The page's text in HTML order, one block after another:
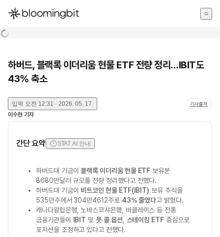
한국어
하버드, 블랙록 이더리움 현물 ETF 전량 정리…IBIT도
43% 축소
입력 오전 12:31 · 2026. 05. 17. 기사출처
이수현 기자
간단 요약 STAT AI 안내
하버드대 기금이블랙록 이더리움 현물 ETF 보유분
8680만달러 규모를 전량 정리했다고 전했다.
하버드대 기금이 비트코인 현물 ETF(IBIT) 보유 주식을
535만주에서 304만4612주로 43% 줄였다고 밝혔다.
캐나다왕립은행, 노바스코샤은행, 바클레이스 등 전통
금융기관들이
IBIT 및풋·콜 옵션 스테이킹 ETF중심으로
포지션을 조정하고 있다고 전했다.